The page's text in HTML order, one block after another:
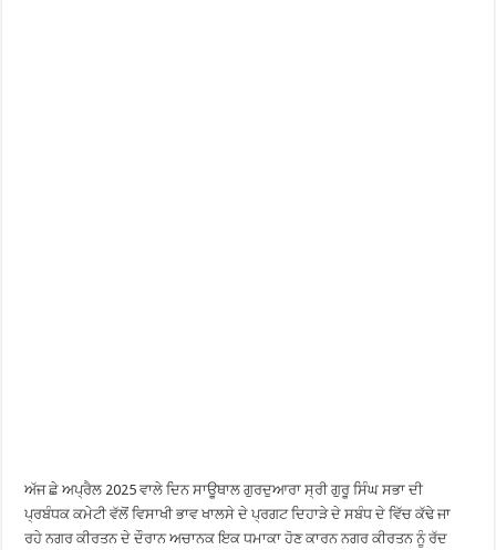
ਅੱਜ ਛੇ ਅਪ੍ਰੈਲ 2025 ਵਾਲੇ ਦਿਨ ਸਾਊਥਾਲ ਗੁਰਦੁਆਰਾ ਸ੍ਰੀ ਗੁਰੂ ਸਿੰਘ ਸਭਾ ਦੀ
ਪ੍ਰਬੰਧਕ ਕਮੇਟੀ ਵੱਲੋਂ ਵਿਸਾਖੀ ਭਾਵ ਖਾਲਸੇ ਦੇ ਪ੍ਰਗਟ ਦਿਹਾੜੇ ਦੇ ਸਬੰਧ ਦੇ ਵਿੱਚ ਕੱਢੇ ਜਾ
ਰਹੇ ਨਗਰ ਕੀਰਤਨ ਦੇ ਦੌਰਾਨ ਅਚਾਨਕ ਇਕ ਧਮਾਕਾ ਹੋਣ ਕਾਰਨ ਨਗਰ ਕੀਰਤਨ ਨੂੰ ਰੱਦ